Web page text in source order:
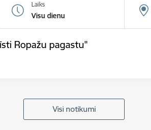
Laiks
Visu dienu
Ropažu pagastu"
Visi notikumi